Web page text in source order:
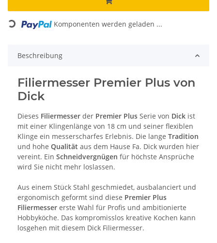
Loading... Komponenten werden geladen ...
Beschreibung
Filiermesser Premier Plus von
Dick
Dieses Filiermesser der Premier Plus Serie von Dick ist
mit einer Klingenlänge von 18 cm und seiner flexiblen
Klinge ein messerscharfes Erlebnis. Die lange Tradition
und hohe Qualität aus dem Hause Fa. Dick wurden hier
vereint. Ein Schneidvergnügen für höchste Ansprüche
wird Sie nicht mehr loslassen.
Aus einem Stück Stahl geschmiedet, ausbalanciert und
ergonomisch geformt sind diese Premier Plus
Filiermesser erste Wahl für Profis und ambitionierte
Hobbyköche. Das kompromisslos kreative Kochen kann
losgehen mit diesem Dick Filiermesser.